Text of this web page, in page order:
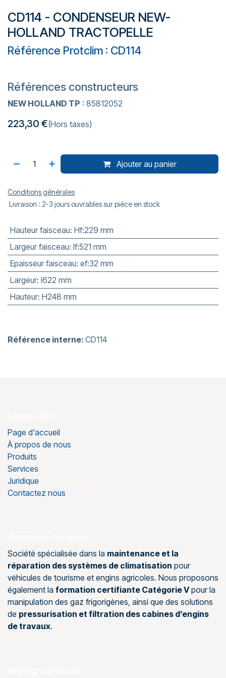
CD114 - CONDENSEUR NEW-
HOLLAND TRACTOPELLE
Référence Protclim : CD114
Références constructeurs
NEW HOLLAND TP : 85812052
223,30 €(Hors taxes)
Ajouter au panier
Conditions générales
Livraison : 2-3 jours ouvrables sur pièce en stock
Hauteur faisceau: Hf:229 mm
Largeur faisceau: lf:521 mm
Epaisseur faisceau: ef:32 mm
Largeur: l622 mm
Hauteur: H248 mm
Référence interne: CD114
Page d'accueil
À propos de nous
Produits
Services
Juridique
Contactez nous
Société spécialisée dans la maintenance et la
réparation des systèmes de climatisation pour
véhicules de tourisme et engins agricoles. Nous proposons
également la formation certifiante Catégorie Vpour la
manipulation des gaz frigorigènes, ainsi que des solutions
de pressurisation et filtration des cabines d’engins
de travaux.